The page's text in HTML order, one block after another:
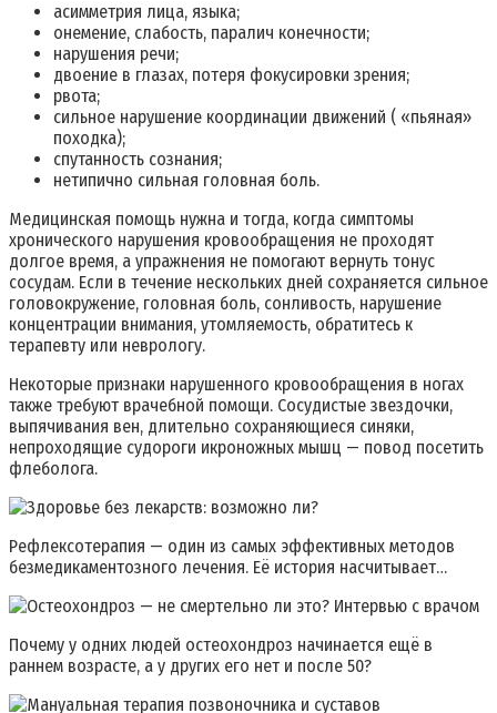
асимметрия лица, языка;
онемение, слабость, паралич конечности;
нарушения речи;
двоение в глазах, потеря фокусировки зрения;
рвота;
сильное нарушение координации движений ( «пьяная»
походка);
спутанность сознания;
нетипично сильная головная боль.
Медицинская помощь нужна и тогда, когда симптомы
хронического нарушения кровообращения не проходят
долгое время, а упражнения не помогают вернуть тонус
сосудам. Если в течение нескольких дней сохраняется сильное
головокружение, головная боль, сонливость, нарушение
концентрации внимания, утомляемость, обратитесь к
терапевту или неврологу.
Некоторые признаки нарушенного кровообращения в ногах
также требуют врачебной помощи. Сосудистые звездочки,
выпячивания вен, длительно сохраняющиеся синяки,
непроходящие судороги икроножных мышц — повод посетить
флеболога.
Рефлексотерапия — один из самых эффективных методов
безмедикаментозного лечения. Её история насчитывает…
Почему у одних людей остеохондроз начинается ещё в
раннем возрасте, а у других его нет и после 50?